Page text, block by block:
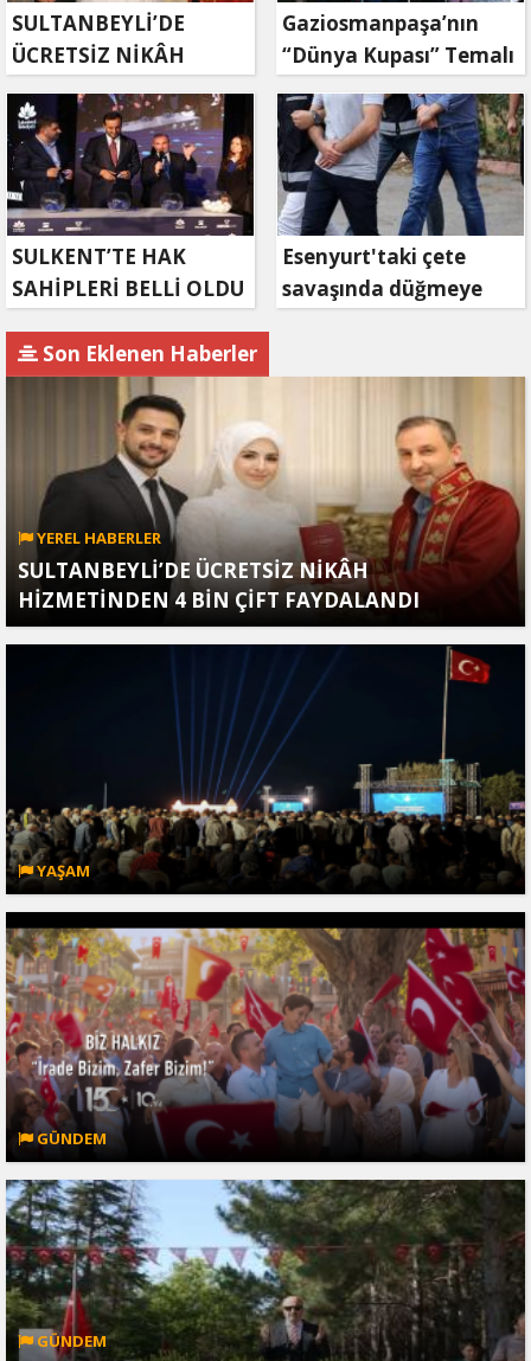
SULTANBEYLİ’DE
ÜCRETSİZ NİKÂH
HİZMETİNDEN 4 BİN
ÇİFT FAYDALANDI
Gaziosmanpaşa’nın
“Dünya Kupası” Temalı
Parkı Hizmete Açıldı
SULKENT’TE HAK
SAHİPLERİ BELLİ OLDU
Esenyurt'taki çete
savaşında düğmeye
Son Eklenen Haberler
YEREL HABERLER
SULTANBEYLİ’DE ÜCRETSİZ NİKÂH
HİZMETİNDEN 4 BİN ÇİFT FAYDALANDI
YAŞAM
GÜNDEM
GÜNDEM